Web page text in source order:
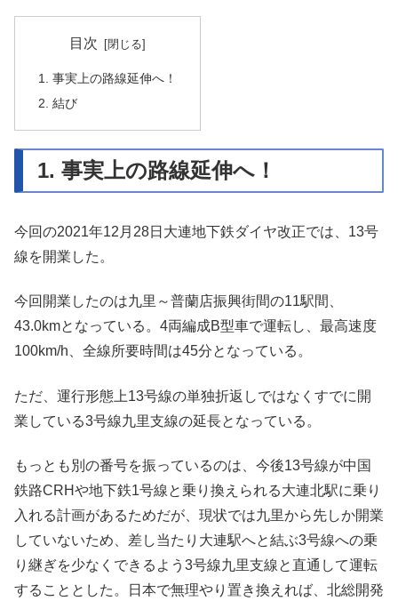
目次
1. 事実上の路線延伸へ！
2. 結び
1. 事実上の路線延伸へ！
今回の2021年12月28日大連地下鉄ダイヤ改正では、13号
線を開業した。
今回開業したのは九里～普蘭店振興街間の11駅間、
43.0kmとなっている。4両編成B型車で運転し、最高速度
100km/h、全線所要時間は45分となっている。
ただ、運行形態上13号線の単独折返しではなくすでに開
業している3号線九里支線の延長となっている。
もっとも別の番号を振っているのは、今後13号線が中国
鉄路CRHや地下鉄1号線と乗り換えられる大連北駅に乗り
入れる計画があるためだが、現状では九里から先しか開業
していないため、差し当たり大連駅へと結ぶ3号線への乗
り継ぎを少なくできるよう3号線九里支線と直通して運転
することとした。日本で無理やり置き換えれば、北総開発